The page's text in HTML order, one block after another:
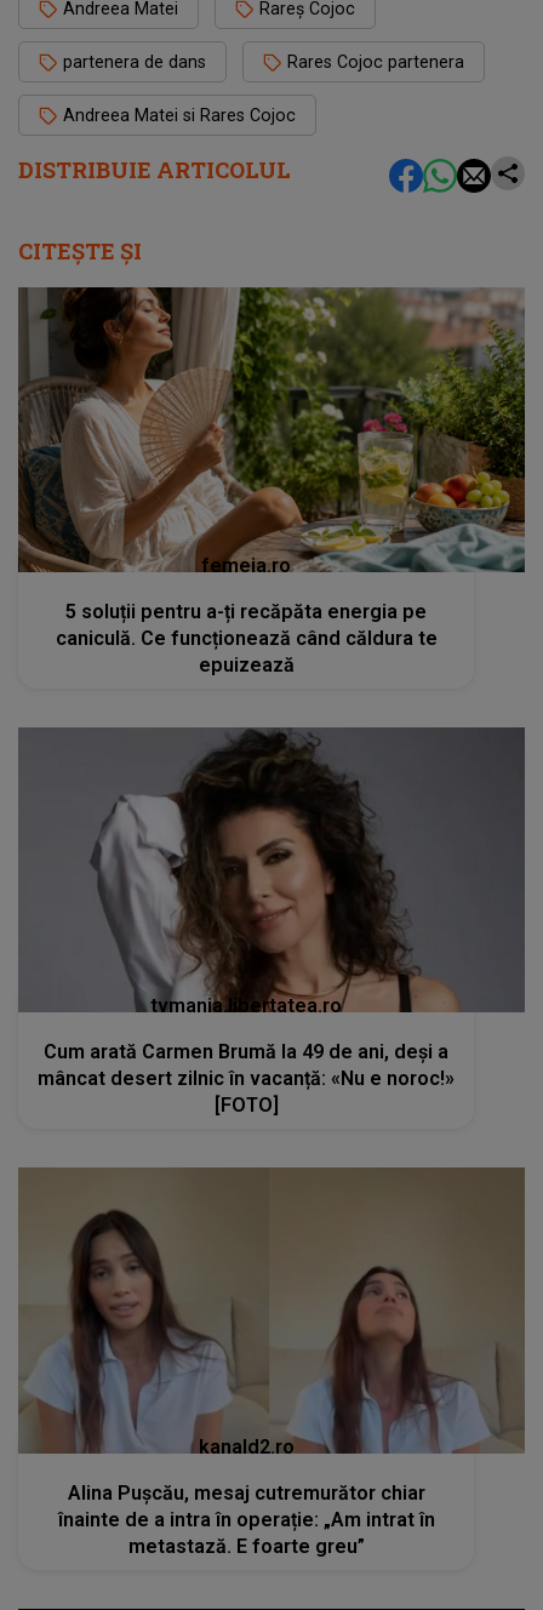
DISTRIBUIE ARTICOLUL
Andreea Matei Rareș Cojoc
partenera de dans Rares Cojoc partenera
Andreea Matei si Rares Cojoc
CITEȘTE ȘI
femeia.ro
5 soluții pentru a-ți recăpăta energia pe
caniculă. Ce funcționează când căldura te
epuizează
tvmania.libertatea.ro
Cum arată Carmen Brumă la 49 de ani, deși a
mâncat desert zilnic în vacanță: «Nu e noroc!»
[FOTO]
kanald2.ro
Alina Pușcău, mesaj cutremurător chiar
înainte de a intra în operație: „Am intrat în
metastază. E foarte greu”